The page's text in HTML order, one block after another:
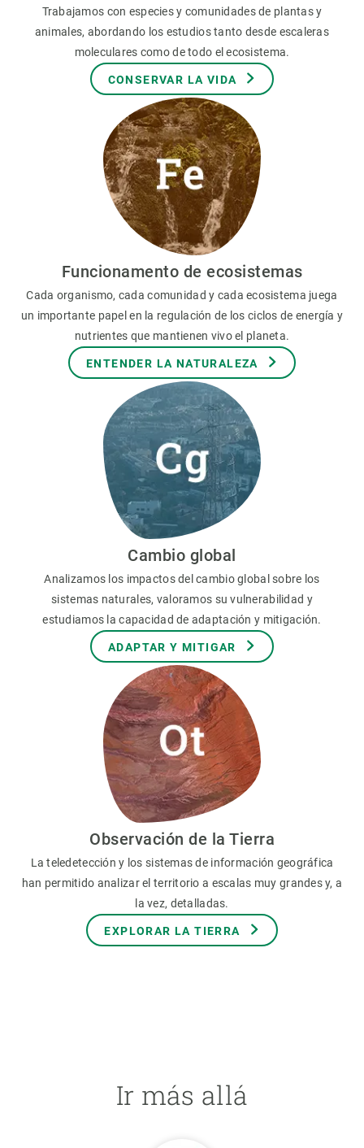
Trabajamos con especies y comunidades de plantas y
animales, abordando los estudios tanto desde escaleras
moleculares como de todo el ecosistema.
CONSERVAR LA VIDA
Funcionamento de ecosistemas
Cada organismo, cada comunidad y cada ecosistema juega
un importante papel en la regulación de los ciclos de energía y
nutrientes que mantienen vivo el planeta.
ENTENDER LA NATURALEZA
Cambio global
Analizamos los impactos del cambio global sobre los
sistemas naturales, valoramos su vulnerabilidad y
estudiamos la capacidad de adaptación y mitigación.
ADAPTAR Y MITIGAR
Observación de la Tierra
La teledetección y los sistemas de información geográfica
han permitido analizar el territorio a escalas muy grandes y, a
la vez, detalladas.
EXPLORAR LA TIERRA
Ir más allá